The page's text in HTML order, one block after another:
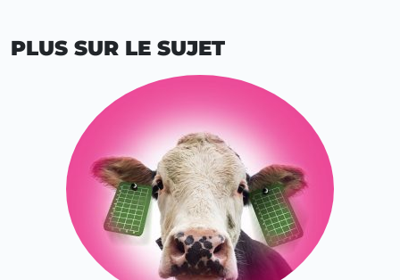
PLUS SUR LE SUJET